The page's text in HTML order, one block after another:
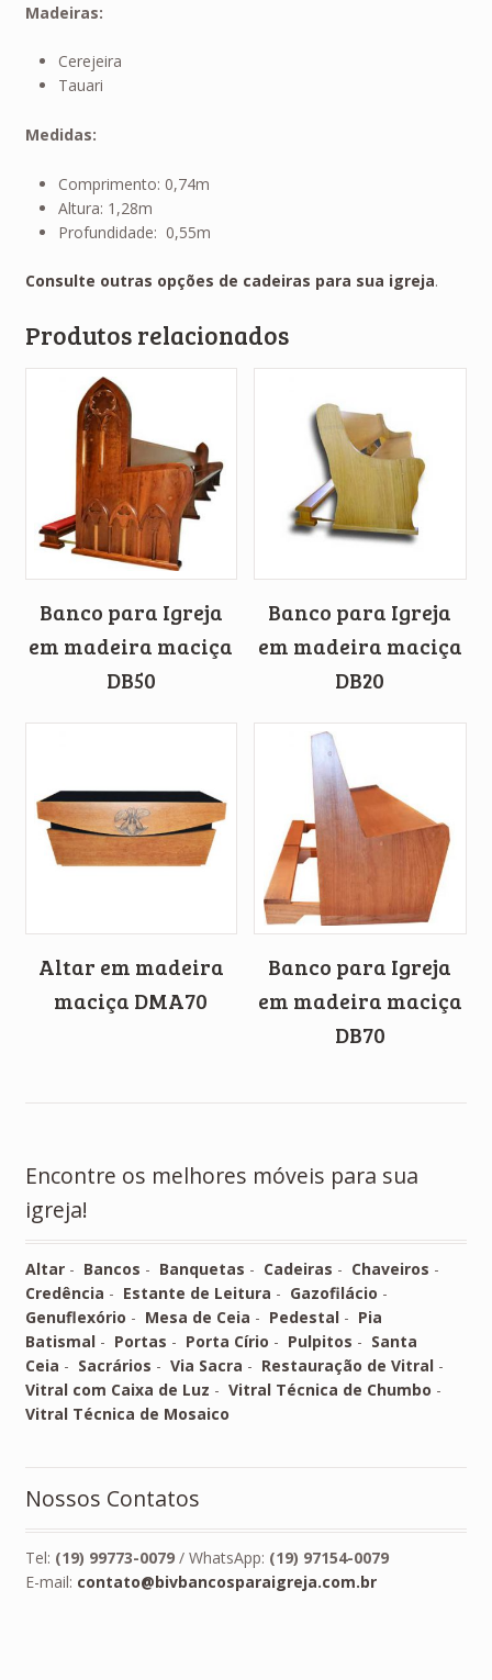
Madeiras:
Cerejeira
Tauari
Medidas:
Comprimento: 0,74m
Altura: 1,28m
Profundidade: 0,55m
Consulte outras opções de cadeiras para sua igreja.
Produtos relacionados
Banco para Igreja
em madeira maciça
DB50
Banco para Igreja
em madeira maciça
DB20
Altar em madeira
maciça DMA70
Banco para Igreja
em madeira maciça
DB70
Encontre os melhores móveis para sua
igreja!
Altar- Bancos - Banquetas - Cadeiras - Chaveiros -
Credência - Estante de Leitura - Gazofilácio -
Genuflexório - Mesa de Ceia - Pedestal- Pia
Batismal- Portas - Porta Círio - Pulpitos - Santa
Ceia - Sacrários - Via Sacra - Restauração de Vitral-
Vitral com Caixa de Luz - Vitral Técnica de Chumbo -
Vitral Técnica de Mosaico
Nossos Contatos
Tel: (19) 99773-0079/ WhatsApp: (19) 97154-0079
E-mail: contato@bivbancosparaigreja.com.br